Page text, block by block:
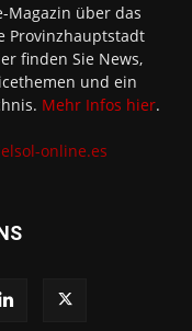
Magazin über das
Provinzhauptstadt
finden Sie News,
und ein
Mehr Infos hier.
online.es